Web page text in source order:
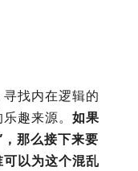
找内在逻辑的
趣来源。 如果
那么接下来要
以为这个混乱